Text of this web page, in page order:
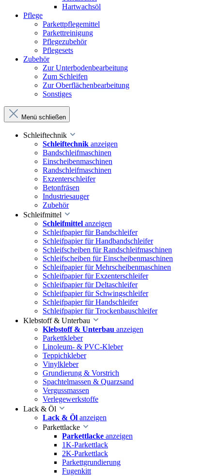
Hartwachsöl
Pflege
Parkettpflegemittel
Parkettreinigung
Pflegezubehör
Pflegesets
Zubehör
Zur Unterbodenbearbeitung
Zum Schleifen
Zur Oberflächenbearbeitung
Sonstiges
Menü schließen
Schleiftechnik
Schleiftechnik anzeigen
Bandschleifmaschinen
Einscheibenmaschinen
Randschleifmaschinen
Exzenterschleifer
Betonfräsen
Industriesauger
Zubehör
Schleifmittel
Schleifmittel anzeigen
Schleifpapier für Bandschleifer
Schleifpapier für Handbandschleifer
Schleifscheiben für Randschleifmaschinen
Schleifscheiben für Einscheibenmaschinen
Schleifpapier für Mehrscheibenmaschinen
Schleifpapier für Exzenterschleifer
Schleifpapier für Deltaschleifer
Schleifpapier für Schwingschleifer
Schleifpapier für Handschleifer
Schleifpapier für Trockenbauschleifer
Klebstoff & Unterbau
Klebstoff & Unterbau anzeigen
Parkettkleber
Linoleum- & PVC-Kleber
Teppichkleber
Vinylkleber
Grundierung & Vorstrich
Spachtelmassen & Quarzsand
Vergussmassen
Verlegewerkstoffe
Lack & Öl
Lack & Öl anzeigen
Parkettlacke
Parkettlacke anzeigen
1K-Parkettlack
2K-Parkettlack
Parkettgrundierung
Fugenkitt